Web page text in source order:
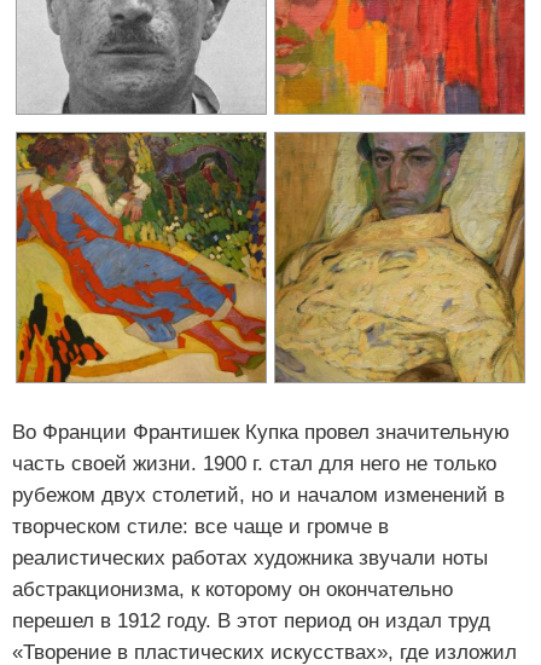
Во Франции Франтишек Купка провел значительную
часть своей жизни. 1900 г. стал для него не только
рубежом двух столетий, но и началом изменений в
творческом стиле: все чаще и громче в
реалистических работах художника звучали ноты
абстракционизма, к которому он окончательно
перешел в 1912 году. В этот период он издал труд
«Творение в пластических искусствах», где изложил